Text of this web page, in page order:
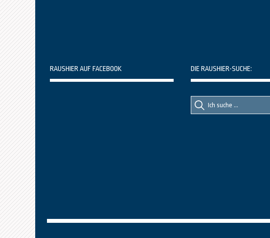
RAUSHIER AUF FACEBOOK DIE RAUSHIER-SUCHE:
Suche
nach::
Suche
nach: